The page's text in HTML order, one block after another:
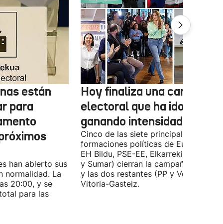
están
para
han abierto sus
normalidad. La
20:00, y se
para las
Hoy finaliza una campaña
electoral que ha ido
ganando intensidad
Cinco de las siete principales
formaciones políticas de Euskadi
EH Bildu, PSE-EE, Elkarrekin
y Sumar) cierran la campaña en
y las dos restantes (PP y Vox) en
Vitoria-Gasteiz.